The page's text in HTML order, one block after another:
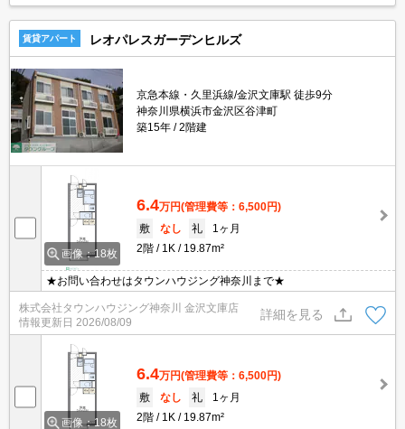
賃貸アパート レオパレスガーデンヒルズ
京急本線・久里浜線/金沢文庫駅 徒歩9分
神奈川県横浜市金沢区谷津町
築15年
2階建
画像：18枚
6.4万円(管理費等：6,500円)
敷
なし 礼
1ヶ月
2階
1K 19.87m²
★お問い合わせはタウンハウジング神奈川まで★
株式会社タウンハウジング神奈川 金沢文庫店
情報更新日 2026/08/09
詳細を見る
画像：18枚
6.4万円(管理費等：6,500円)
敷
なし 礼
1ヶ月
2階
1K 19.87m²